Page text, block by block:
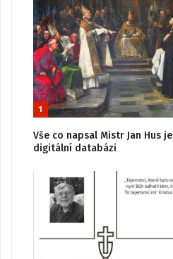
1
Vše co napsal Mistr Jan Hus
digitální databázi